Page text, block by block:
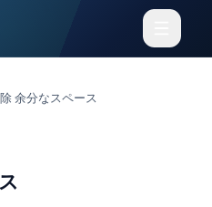
余分なスペース